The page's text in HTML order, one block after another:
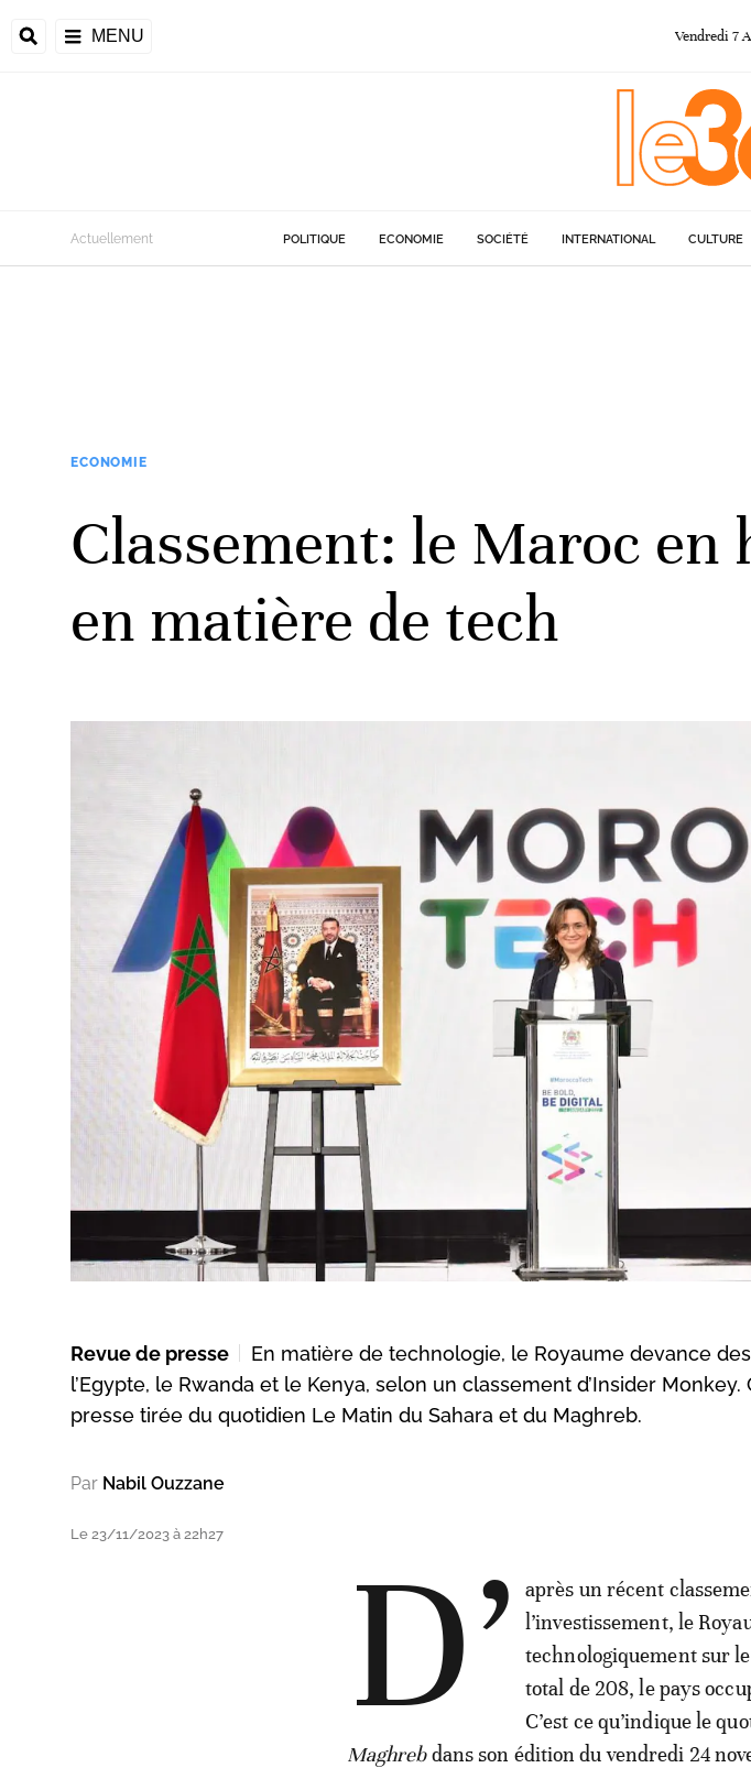
MENU Vendredi 7
Actuellement POLITIQUE ECONOMIE SOCIÉTÉ INTERNATIONAL CULTURE
ECONOMIE
Classement: le Maroc
en matière de tech
Revue de presse
En matière de technologie, le Royaume devance
l’Egypte, le Rwanda et le Kenya, selon un classement d’Insider
presse tirée du quotidien Le Matin du Sahara et du Maghreb.
Par Nabil Ouzzane
Le 23/11/2023 à 22h27 D’
après un récent
l’investissement, le
technologiquement sur
total de 208, le pays
C’est ce qu’indique le
Maghrebdans son édition du vendredi 24